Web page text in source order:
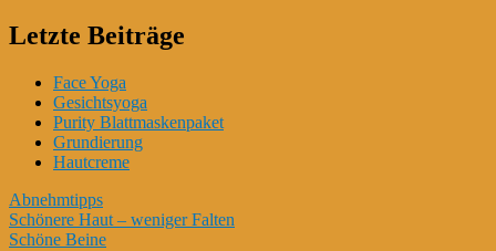
Letzte Beiträge
Face Yoga
Gesichtsyoga
Purity Blattmaskenpaket
Grundierung
Hautcreme
Abnehmtipps
Schönere Haut – weniger Falten
Schöne Beine